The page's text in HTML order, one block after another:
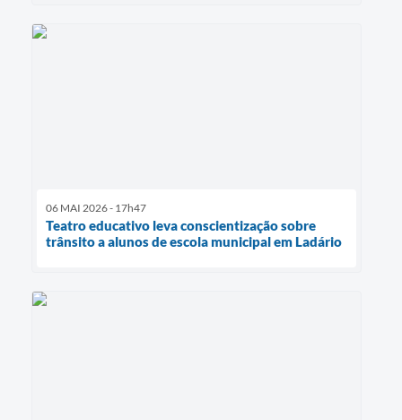
06 MAI 2026 - 17h47
Teatro educativo leva conscientização sobre
trânsito a alunos de escola municipal em Ladário